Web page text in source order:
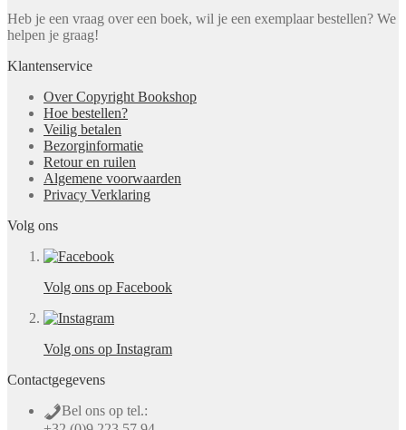
Heb je een vraag over een boek, wil je een exemplaar bestellen? We
helpen je graag!
Klantenservice
Over Copyright Bookshop
Hoe bestellen?
Veilig betalen
Bezorginformatie
Retour en ruilen
Algemene voorwaarden
Privacy Verklaring
Volg ons
Volg ons op Facebook
Volg ons op Instagram
Contactgegevens
Bel ons op tel.: